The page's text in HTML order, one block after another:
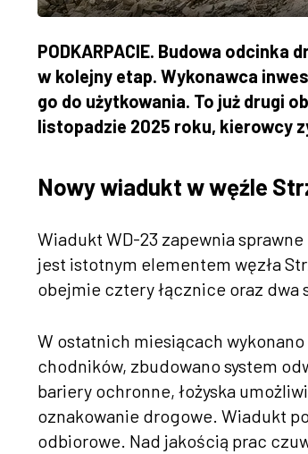
PODKARPACIE. Budowa
w kolejny etap. Wykonawca
go do użytkowania. To już drugi
listopadzie 2025 roku, kierowcy
Nowy wiadukt w węźle
Wiadukt WD-23 zapewnia
jest istotnym elementem węzła
obejmie cztery łącznice oraz dwa
W ostatnich miesiącach
chodników, zbudowano system
bariery ochronne, łożyska
oznakowanie drogowe. Wiadukt
odbiorowe. Nad jakością prac